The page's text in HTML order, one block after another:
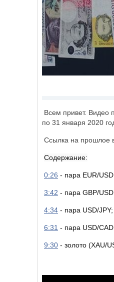
Всем привет. Видео
по 31 января 2020
Ссылка на прошлое
Содержание:
0:26 - пара EUR/
3:42 - пара GBP/
4:34 - пара USD/JPY;
6:31 - пара USD/
9:30 - золото (XАU/